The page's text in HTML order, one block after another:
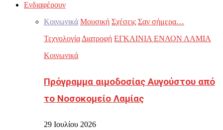
Ενδιαφέρουν
Κοινωνικά Μουσική Σχέσεις Σαν σήμερα…
Τεχνολογία Διατροφή ΕΓΚΑΙΝΙΑ ΕΝΑΟΝ ΛΑΜΙΑ
Κοινωνικά
Πρόγραμμα αιμοδοσίας Αυγούστου από
το Νοσοκομείο Λαμίας
29 Ιουλίου 2026